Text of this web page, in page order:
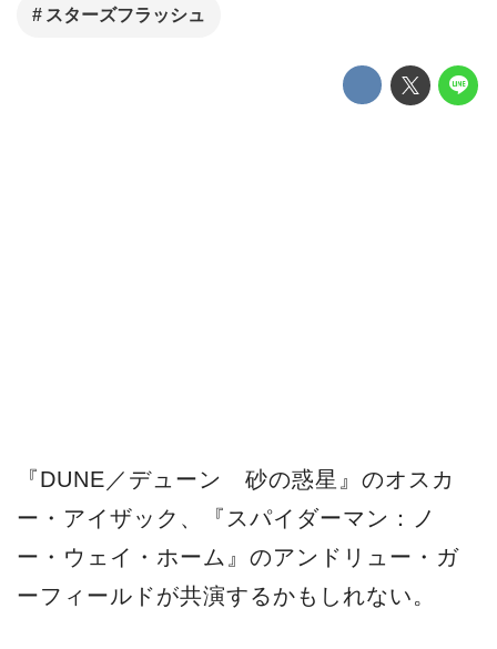
スターズフラッシュ
『DUNE／デューン 砂の惑星』のオスカ
ー・アイザック、『スパイダーマン：ノ
ー・ウェイ・ホーム』のアンドリュー・ガ
ーフィールドが共演するかもしれない。